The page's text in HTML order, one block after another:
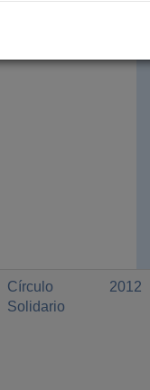
Círculo
Solidario
2012